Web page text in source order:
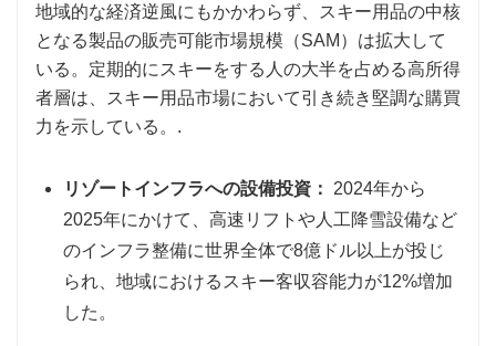
地域的な経済逆風にもかかわらず、スキー用品の中核
となる製品の販売可能市場規模（SAM）は拡大して
いる。定期的にスキーをする人の大半を占める高所得
者層は、スキー用品市場において引き続き堅調な購買
力を示している。.
リゾートインフラへの設備投資：
2024年から
2025年にかけて、高速リフトや人工降雪設備など
のインフラ整備に世界全体で8億ドル以上が投じ
られ、地域におけるスキー客収容能力が12%増加
した。